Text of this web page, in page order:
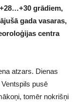
grādiem,
gada vasaras,
centra
atzars. Dienas
pusē
tomēr nokrišņi